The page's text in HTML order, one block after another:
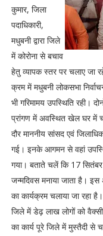
कुमार, जिला
पदाधिकारी,
मधुबनी द्वारा जिले
में कोरोना से बचाव
हेतु व्यापक स्तर पर चलाए जा
क्रम में मधुबनी लोकसभा
भी गरिमामय उपस्थिति रही।
प्रांगण में अवस्थित खेल घर में
दौर माननीय सांसद एवं
गई। इनके आगमन से वहां
गया। बताते चलें कि 17 सितंबर
जन्मदिवस मनाया जाता है।
का कार्यक्रम चलाया जा रहा
जिले में डेढ़ लाख लोगों को
का कार्य पूरे जिले में मुस्तैदी से